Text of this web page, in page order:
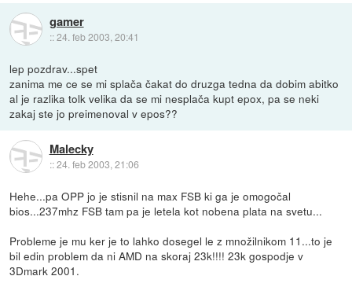
gamer
::24. feb 2003, 20:41
lep pozdrav...spet
zanima me ce se mi splača čakat do druzga tedna da dobim abitko
al je razlika tolk velika da se mi nesplača kupt epox, pa se neki
zakaj ste jo preimenoval v epos??
Malecky
::24. feb 2003, 21:06
Hehe...pa OPP jo je stisnil na max FSB ki ga je omogočal
bios...237mhz FSB tam pa je letela kot nobena plata na svetu...
Probleme je mu ker je to lahko dosegel le z množilnikom 11...to je
bil edin problem da ni AMD na skoraj 23k!!!! 23k gospodje v
3Dmark 2001.